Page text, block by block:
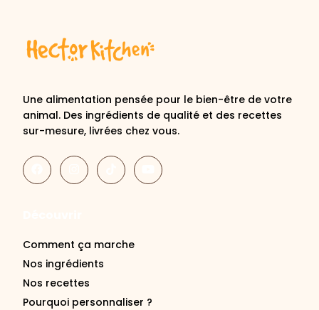
Une alimentation pensée pour le bien-être de votre
animal. Des ingrédients de qualité et des recettes
sur-mesure, livrées chez vous.
Comment ça marche
Nos ingrédients
Nos recettes
Pourquoi personnaliser ?